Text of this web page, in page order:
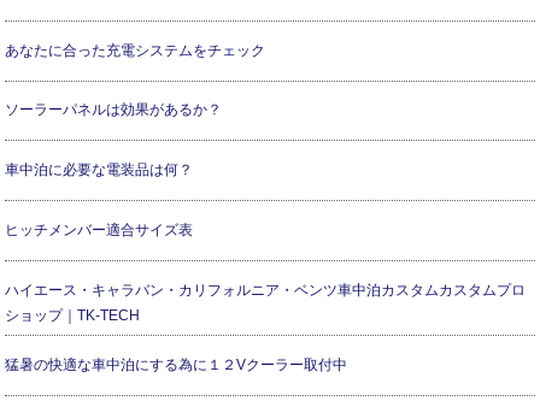
あなたに合った充電システムをチェック
ソーラーパネルは効果があるか？
車中泊に必要な電装品は何？
ヒッチメンバー適合サイズ表
ハイエース・キャラバン・カリフォルニア・ベンツ車中泊カスタムカスタムプロ
ショップ｜TK-TECH
猛暑の快適な車中泊にする為に１２Vクーラー取付中